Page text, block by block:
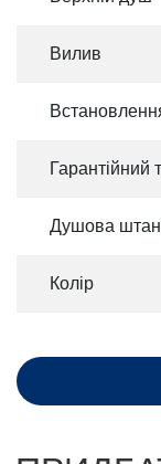
Вилив
Гарантійний
Душова
Колір